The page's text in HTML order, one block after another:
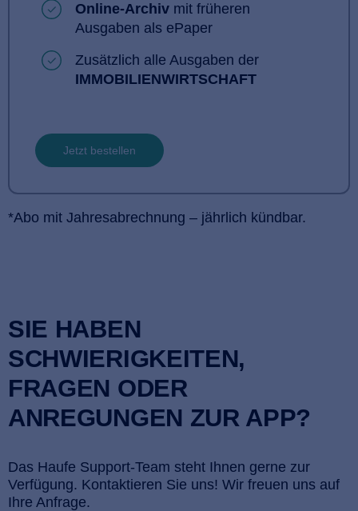
Online-Archivmit früheren
Ausgaben als ePaper
Zusätzlich alle Ausgaben der
IMMOBILIENWIRTSCHAFT
Jetzt bestellen
*Abo mit Jahresabrechnung – jährlich kündbar.
SIE HABEN
SCHWIERIGKEITEN,
FRAGEN ODER
ANREGUNGEN ZUR APP?
Das Haufe Support-Team steht Ihnen gerne zur
Verfügung. Kontaktieren Sie uns! Wir freuen uns auf
Ihre Anfrage.